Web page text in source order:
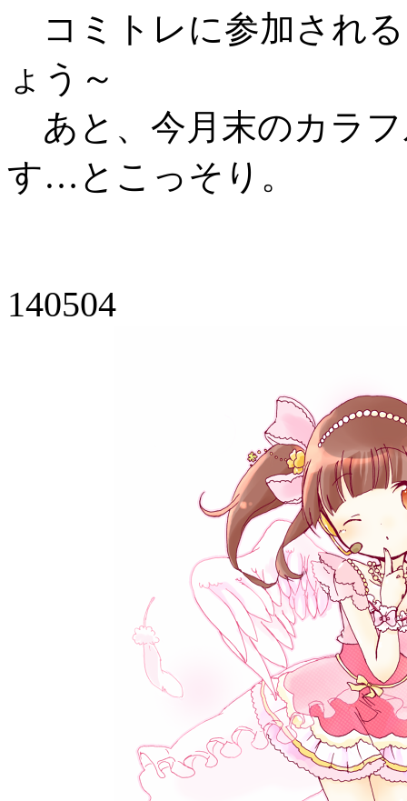
コミトレに参加され
ょう～
あと、今月末のカラ
す…とこっそり。
140504